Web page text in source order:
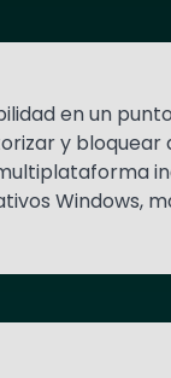
en un
y bloquear
Windows,